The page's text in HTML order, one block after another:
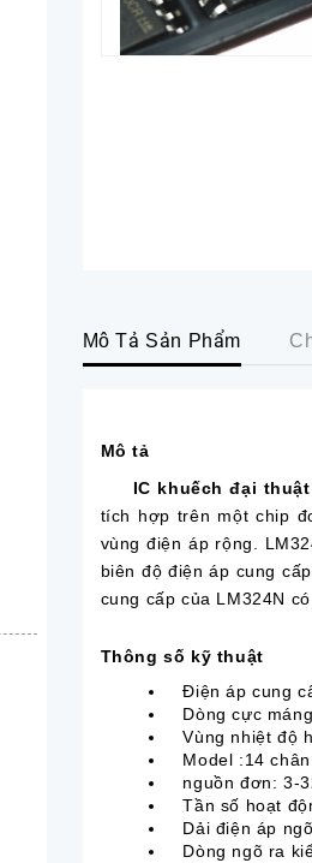
Mô Tả Sản Phẩm
Mô tả
IC khuếch đại thuật
tích hợp trên một chip
vùng điện áp rộng.
biên độ điện áp cung
cung cấp của LM324N
Thông số kỹ thuật
Điện áp cung
Dòng cực
Vùng nhiệt độ
Model :14 chân
nguồn đơn: 3-
Tần số hoạt
Dải điện áp
Dòng ngõ ra